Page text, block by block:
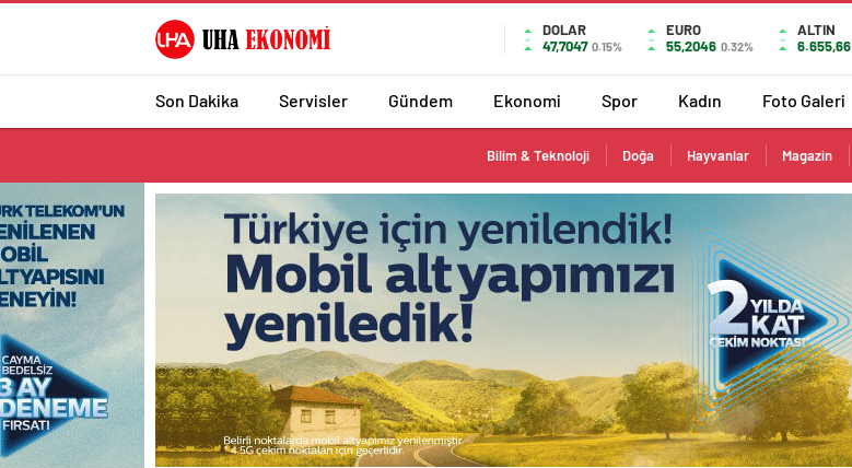
DOLAR
47,7047 0.15%
EURO
55,2046 0.32%
ALTIN
6.655,66
Son Dakika Servisler Gündem Ekonomi Spor Kadın Foto Galeri
Bilim & Teknoloji Doğa Hayvanlar Magazin